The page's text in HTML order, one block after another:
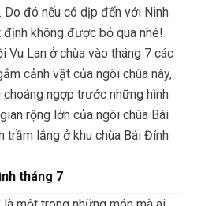
Do đó nếu có dịp đến với Ninh
định không được bỏ qua nhé!
Vu Lan ở chùa vào tháng 7 các
cảnh vật của ngôi chùa này,
ngợp trước những hình
rộng lớn của ngôi chùa Bái
trầm lắng ở khu chùa Bái Đính
tháng 7